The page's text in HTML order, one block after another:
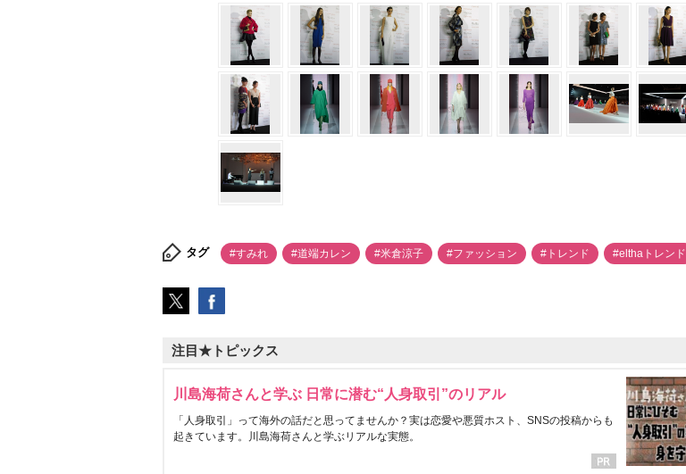
タグ #すみれ #道端カレン #米倉涼子 #ファッション #トレンド #elthaトレンド
注目★トピックス
川島海荷さんと学ぶ 日常に潜む“人身取引”のリアル
「人身取引」って海外の話だと思ってませんか？実は恋愛や悪質ホスト、SNSの投稿からも
起きています。川島海荷さんと学ぶリアルな実態。